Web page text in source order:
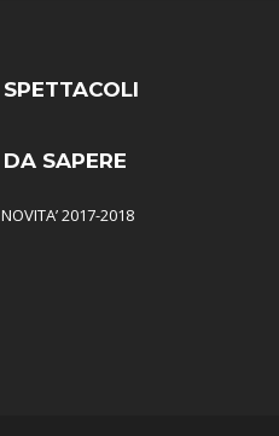
SPETTACOLI
DA SAPERE
NOVITA’ 2017-2018